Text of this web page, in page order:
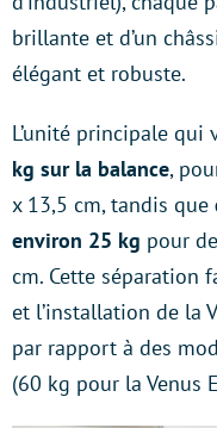
brillante et d’un
élégant et robuste.
L’unité principale
kg sur la balance,
x 13,5 cm, tandis que
environ 25 kg pour
cm. Cette séparation
et l’installation de la
par rapport à des
(60 kg pour la Venus